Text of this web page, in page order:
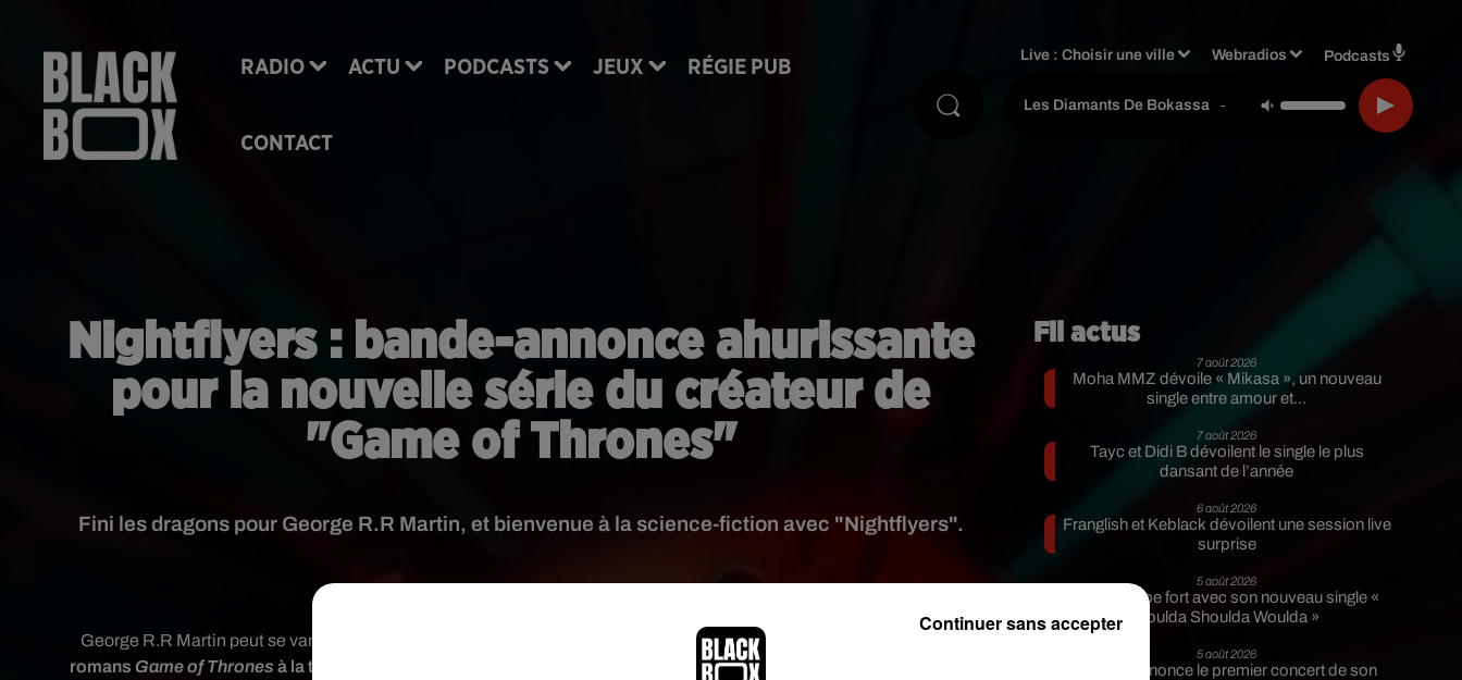
RADIO ACTU PODCASTS JEUX RÉGIE PUB
CONTACT
Live :Choisir une ville Webradios Podcasts
Les Diamants De Bokassa - Ninho Feat. Tiakola
Nightflyers : bande-annonce ahurissante
pour la nouvelle série du créateur de
"Game of Thrones"
Fini les dragons pour George R.R Martin, et bienvenue à la science-fiction avec "Nightflyers".
George R.R Martin peut se vanter d’avoir créé
une des séries les plus connues au monde avec l’adaptation de ses
romans Game of Thrones à la télévision
sa diffusion s’arrêter en 2019 après une huitième et
Fil actus
7 août 2026
Moha MMZ dévoile « Mikasa », un nouveau
single entre amour et...
7 août 2026
Tayc et Didi B dévoilent le single le plus
dansant de l’année
6 août 2026
Franglish et Keblack dévoilent une session live
surprise
5 août 2026
Russ frappe fort avec son nouveau single «
Coulda Shoulda Woulda »
5 août 2026
Tiakola annonce le premier concert de son
Continuer sans accepter